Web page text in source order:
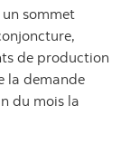
sommet
de production
la demande
du mois la